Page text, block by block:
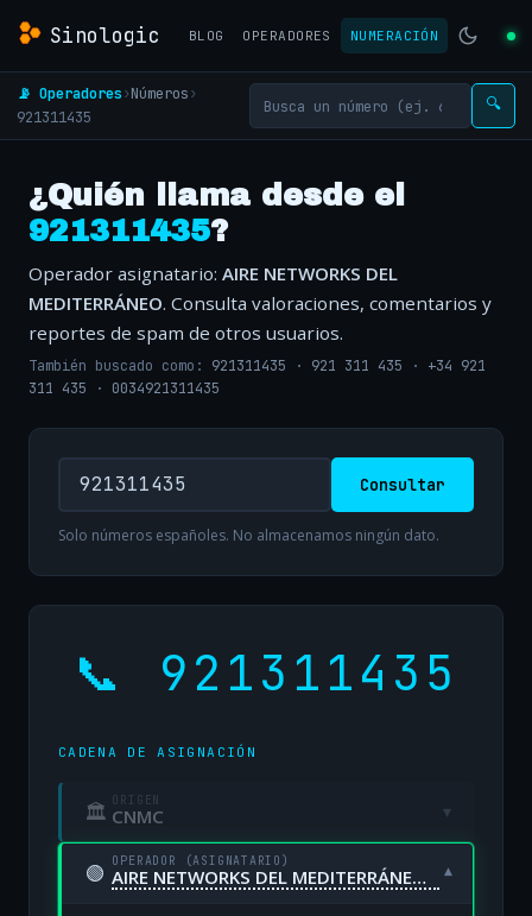
Sinologic BLOG OPERADORES NUMERACIÓN
📡 Operadores›Números›
921311435
🔍
¿Quién llama desde el
921311435?
Operador asignatario: AIRE NETWORKS DEL
MEDITERRÁNEO. Consulta valoraciones, comentarios y
reportes de spam de otros usuarios.
También buscado como: 921311435 · 921 311 435 · +34 921
311 435 · 0034921311435
Consultar
Solo números españoles. No almacenamos ningún dato.
📞 921311435
CADENA DE ASIGNACIÓN
🏛 ORIGEN
CNMC ▾
🟢 OPERADOR (ASIGNATARIO)
AIRE NETWORKS DEL MEDITERRÁNEO, S.L. UNIPERSONAL ▾